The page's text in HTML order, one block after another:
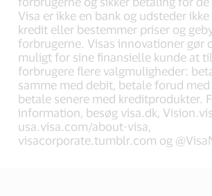
Visa er ikke en bank og udsteder
kredit eller bestemmer priser og
forbrugerne. Visas innovationer gør
muligt for sine finansielle kunde at
forbrugere flere valgmuligheder:
samme med debit, betale forud
betale senere med kreditprodukter.
information, besøg visa.dk,
usa.visa.com/about-visa,
visacorporate.tumblr.com og